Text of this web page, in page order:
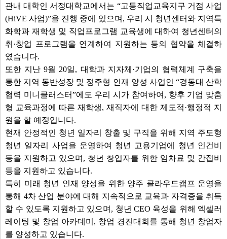
관내 대학인 서정대학교에서는 “고등직업교육지구 거점 사업
(HiVE 사업)”을 진행 중에 있으며, 우리 시 청년센터와 지역특
화학과 재학생 및 직업프로그램 교육생에 대하여 청년센터의
취·창업 프로그램을 연계하여 지원하는 등의 협약을 체결하
였습니다.
또한 지난 9월 20일, 대학과 지자체·기업의 협력체계 구축을
통한 지역 동반성장 및 정주형 인재 양성 사업인 “경동대 산학
협력 미니클러스터”에도 우리 시가 참여하여, 향후 기업 맞춤
형 교육과정에 따른 재학생, 재직자에 대한 제도적·행정적 지
원을 할 예정입니다.
현재 안정적인 청년 일자리 창출 및 구직을 위해 지역 주도형
청년 일자리 사업을 운영하여 청년 고용기업에 청년 인건비
등을 지원하고 있으며, 청년 창업자를 위한 임차료 및 간접비
등을 지원하고 있습니다.
특히 미래 청년 인재 양성을 위한 양주 클라우드캠프 운영을
통해 4차 산업 분야에 대해 지속적으로 교육과 자격증을 취득
할 수 있도록 지원하고 있으며, 청년 CEO 육성을 위해 엑셀러
레이팅 및 창업 아카데미, 창업 경진대회를 통해 청년 창업자
를 양성하고 있습니다.